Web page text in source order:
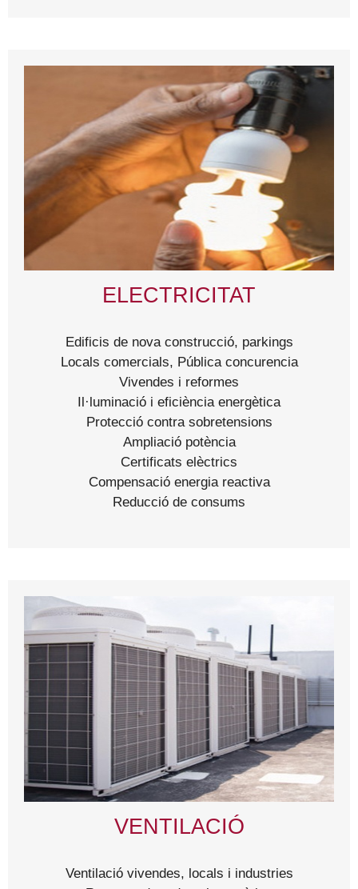
ELECTRICITAT
Edificis de nova construcció, parkings
Locals comercials, Pública concurencia
Vivendes i reformes
Il·luminació i eficiència energètica
Protecció contra sobretensions
Ampliació potència
Certificats elèctrics
Compensació energia reactiva
Reducció de consums
VENTILACIÓ
Ventilació vivendes, locals i industries